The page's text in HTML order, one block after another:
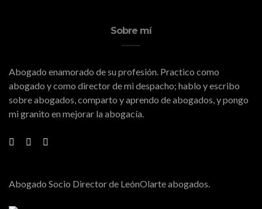
Sobre mí
Abogado enamorado de su profesión. Practico como
abogado y como director de mi despacho; hablo y escribo
sobre abogados, comparto y aprendo de abogados, y pongo
mi granito en mejorar la abogacía.
Abogado Socio Director de LeónOlarte abogados.